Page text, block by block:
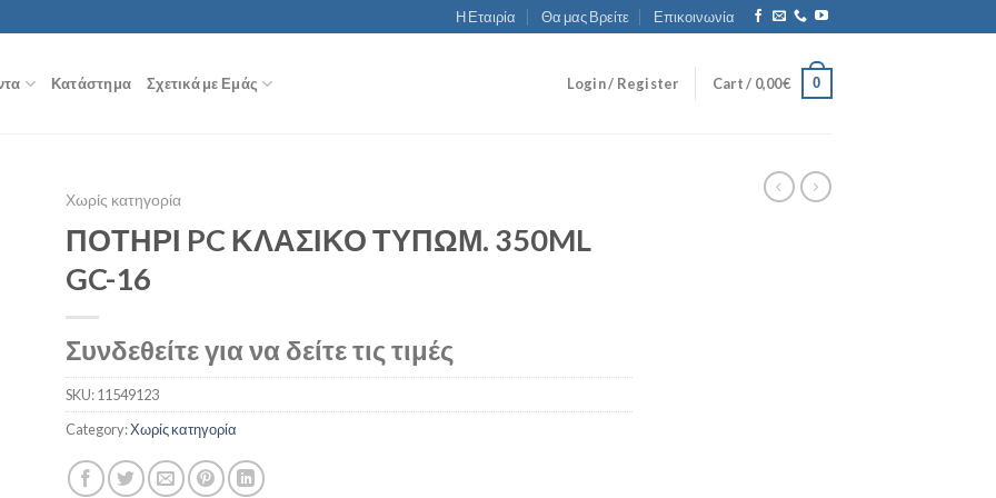
Η Εταιρία Θα μας Βρείτε Επικοινωνία
Κατάστημα Σχετικά με Εμάς Login / Register Cart / 0,00€ 0
Χωρίς κατηγορία
ΠΟΤΗΡΙ PC ΚΛΑΣΙΚΟ ΤΥΠΩΜ. 350ML
GC-16
Συνδεθείτε για να δείτε τις τιμές
SKU:11549123
Category:Χωρίς κατηγορία